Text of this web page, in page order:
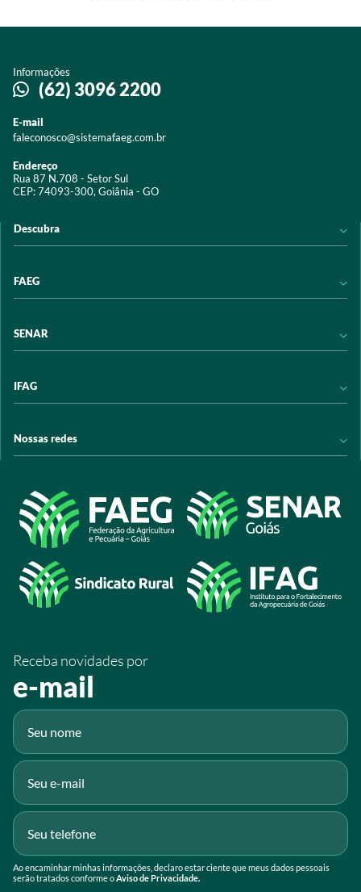
Informações
(62) 3096 2200
E-mail
faleconosco@sistemafaeg.com.br
Endereço
Rua 87 N.708 - Setor Sul
CEP: 74093-300, Goiânia - GO
Descubra
Acervo digital
Programas e Serviços
Trabalhe conosco
FAEG
Transparência
SENAR
Transparência
Arrecadação
IFAG
Programas e Serviços
Acesso à Informação
Nossas redes
@sistemafaeg
/SistemaFaeg
/sistemafaeg
/SistemaFaeg
Fluig
Receba novidades por
e-mail
Ao encaminhar minhas informações, declaro estar ciente que meus dados pessoais
serão tratados conforme oAviso de Privacidade.